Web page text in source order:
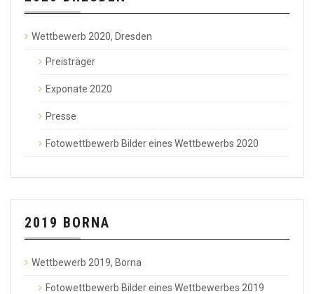
Wettbewerb 2020, Dresden
Preisträger
Exponate 2020
Presse
Fotowettbewerb Bilder eines Wettbewerbs 2020
2019 BORNA
Wettbewerb 2019, Borna
Fotowettbewerb Bilder eines Wettbewerbes 2019